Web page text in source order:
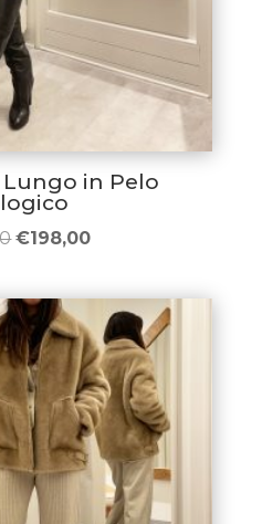
Lungo in Pelo
Il
originale
era:
€399,00.
€198,00Il
attuale
€198,00.